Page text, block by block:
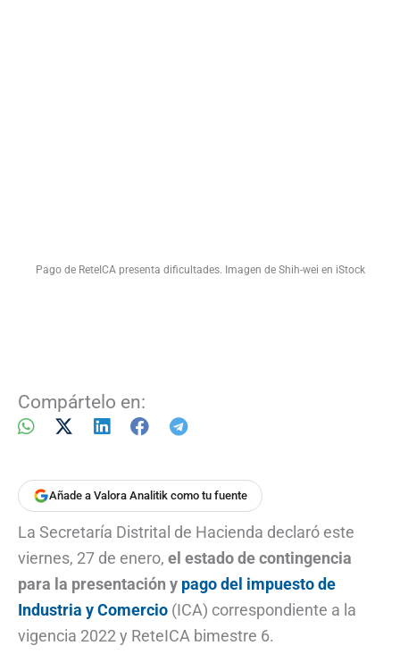
Pago de ReteICA presenta dificultades. Imagen de Shih-wei en iStock
Compártelo en:
Añade a Valora Analitik como tu fuente
La Secretaría Distrital de Hacienda declaró este
viernes, 27 de enero, el estado de contingencia
para la presentación y pago del impuesto de
Industria y Comercio (ICA) correspondiente a la
vigencia 2022 y ReteICA bimestre 6.